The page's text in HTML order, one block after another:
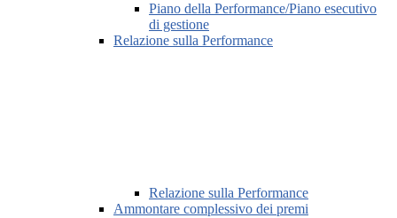
Piano della Performance/Piano esecutivo
di gestione
Relazione sulla Performance
Relazione sulla Performance
Ammontare complessivo dei premi